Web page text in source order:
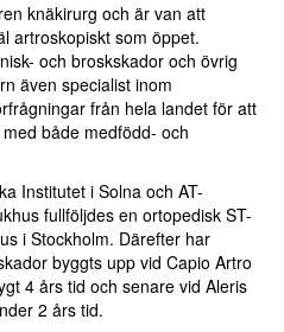
knäkirurg och är van att
artroskopiskt som öppet.
och broskskador och övrig
även specialist inom
från hela landet för att
både medfödd- och
Institutet i Solna och AT-
fullföljdes en ortopedisk ST-
i Stockholm. Därefter har
byggts upp vid Capio Artro
4 års tid och senare vid Aleris
2 års tid.